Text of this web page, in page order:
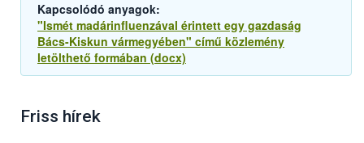
Kapcsolódó anyagok:
"Ismét madárinfluenzával érintett egy gazdaság
Bács-Kiskun vármegyében" című közlemény
letölthető formában (docx)
Friss hírek